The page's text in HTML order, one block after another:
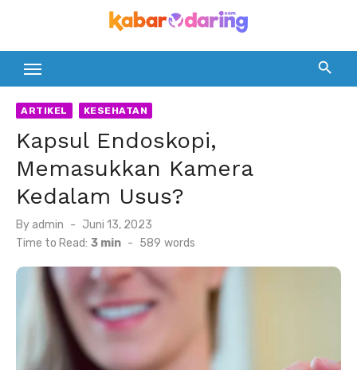
content
ARTIKEL KESEHATAN
Kapsul Endoskopi,
Memasukkan Kamera
Kedalam Usus?
By admin
Posted
on
Juni 13, 2023
Time to Read: 3 min - 589 words